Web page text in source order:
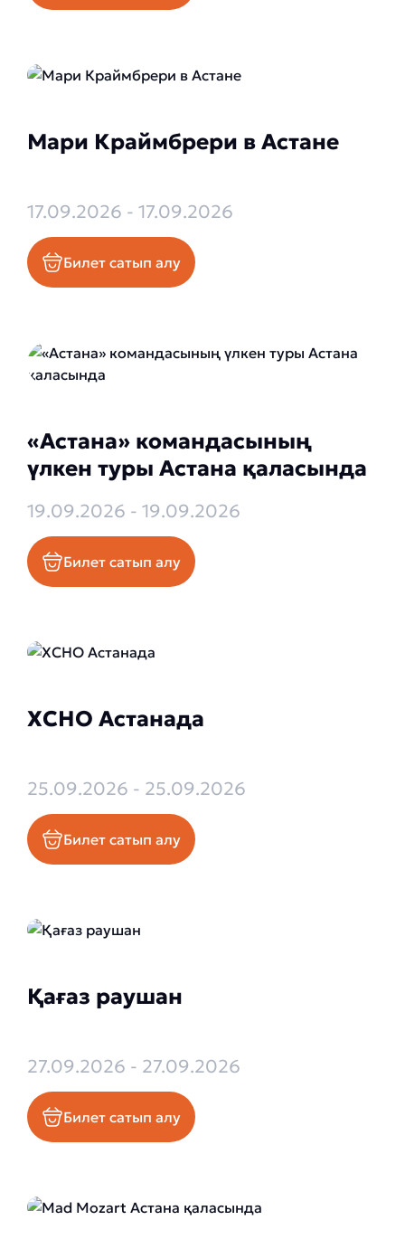
Мари Краймбрери в Астане
17.09.2026 - 17.09.2026
Билет сатып алу
«Астана» командасының
үлкен туры Астана қаласында
19.09.2026 - 19.09.2026
Билет сатып алу
XCHO Астанада
25.09.2026 - 25.09.2026
Билет сатып алу
Қағаз раушан
27.09.2026 - 27.09.2026
Билет сатып алу